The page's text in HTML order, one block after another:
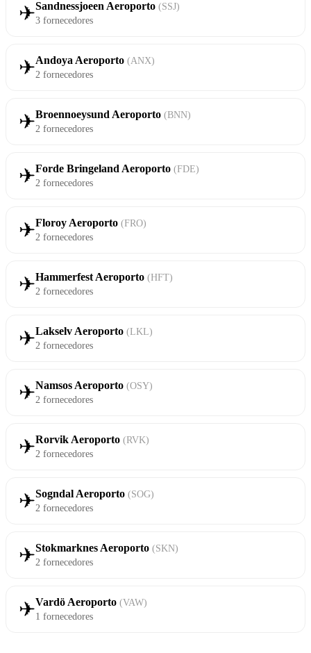
✈Sandnessjoeen Aeroporto (SSJ)
3 fornecedores
✈Andoya Aeroporto (ANX)
2 fornecedores
✈Broennoeysund Aeroporto (BNN)
2 fornecedores
✈Forde Bringeland Aeroporto (FDE)
2 fornecedores
✈Floroy Aeroporto (FRO)
2 fornecedores
✈Hammerfest Aeroporto (HFT)
2 fornecedores
✈Lakselv Aeroporto (LKL)
2 fornecedores
✈Namsos Aeroporto (OSY)
2 fornecedores
✈Rorvik Aeroporto (RVK)
2 fornecedores
✈Sogndal Aeroporto (SOG)
2 fornecedores
✈Stokmarknes Aeroporto (SKN)
2 fornecedores
✈Vardö Aeroporto (VAW)
1 fornecedores